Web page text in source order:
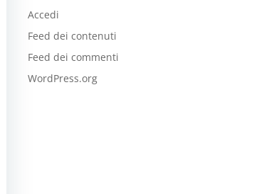
Accedi
Feed dei contenuti
Feed dei commenti
WordPress.org